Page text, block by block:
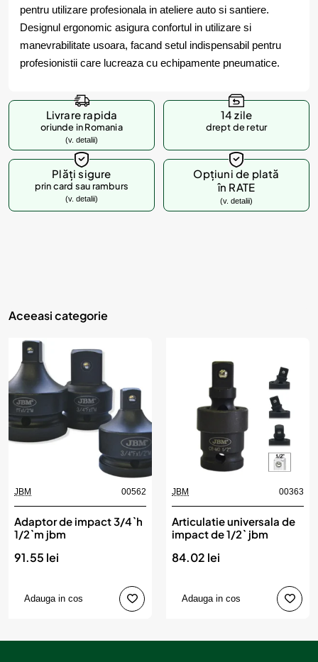
pentru utilizare profesionala in ateliere auto si santiere.
Designul ergonomic asigura confortul in utilizare si
manevrabilitate usoara, facand setul indispensabil pentru
profesionistii care lucreaza cu echipamente pneumatice.
Livrare rapida
oriunde in Romania
(v. detalii)
14 zile
drept de retur
Plăți sigure
prin card sau ramburs
(v. detalii)
Opțiuni de plată
în RATE
(v. detalii)
Aceeasi categorie
JBM 00562
Adaptor de impact 3/4`h
1/2`m jbm
91.55 lei
Adauga in cos
JBM 00363
Articulatie universala de
impact de 1/2` jbm
84.02 lei
Adauga in cos